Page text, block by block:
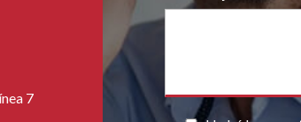
7
Por favor, deja este